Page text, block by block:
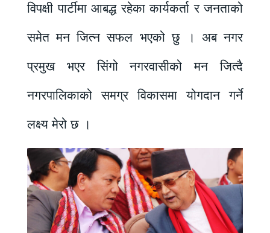
विपक्षी पार्टीमा आबद्ध रहेका कार्यकर्ता र जनताको
समेत मन जित्न सफल भएको छु । अब नगर
प्रमुख भएर सिंगो नगरवासीको मन जित्दै
नगरपालिकाको समग्र विकासमा योगदान गर्ने
लक्ष्य मेरो छ ।